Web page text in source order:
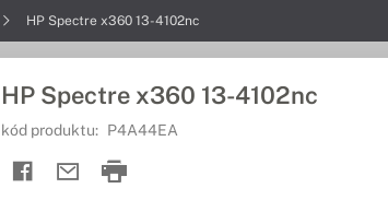
HP Spectre x360 13-4102nc
HP Spectre x360 13-4102nc
kód produktu: P4A44EA